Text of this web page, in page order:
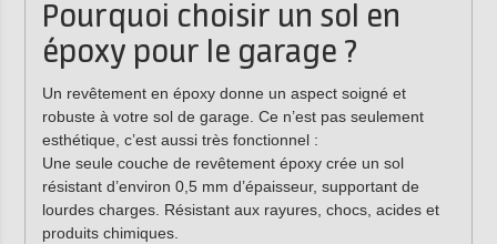
Pourquoi choisir un sol en
époxy pour le garage ?
Un revêtement en époxy donne un aspect soigné et
robuste à votre sol de garage. Ce n’est pas seulement
esthétique, c’est aussi très fonctionnel :
Une seule couche de revêtement époxy crée un sol
résistant d’environ 0,5 mm d’épaisseur, supportant de
lourdes charges. Résistant aux rayures, chocs, acides et
produits chimiques.